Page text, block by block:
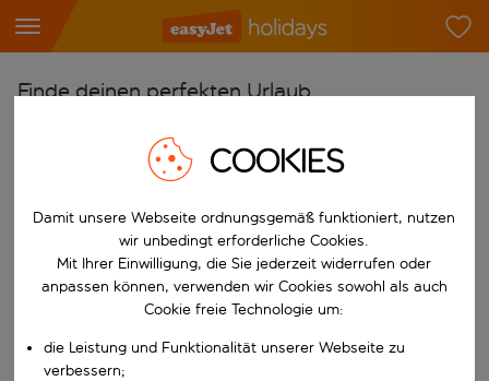
Finde deinen perfekten Urlaub
Flughafen wählen
Beginne mit der Eingabe für die automatische
Reiseziel wählen
Nach
Wähle ein Ab- und Rückflugdatum aus.
Reisezeitraum wählen
Wann
Wer
COOKIES
Damit unsere Webseite ordnungsgemäß funktioniert, nutzen
wir unbedingt erforderliche Cookies.
Mit Ihrer Einwilligung, die Sie jederzeit widerrufen oder
anpassen können, verwenden wir Cookies sowohl als auch
Cookie freie Technologie um:
die Leistung und Funktionalität unserer Webseite zu
verbessern;